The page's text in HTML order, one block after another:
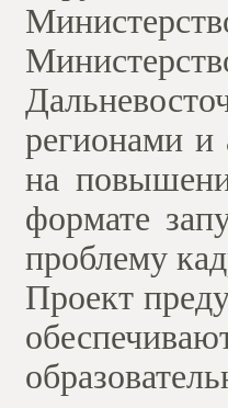
регионами и
на
формате
проблему
Проект